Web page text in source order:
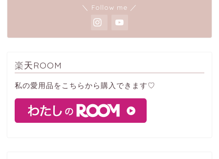
＼ Follow me ／
楽天ROOM
私の愛用品をこちらから購入できます♡